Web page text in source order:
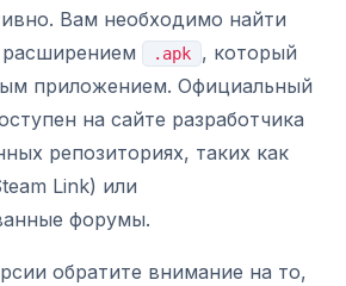
Вам необходимо найти
.apk
, который
приложением. Официальный
на сайте разработчика
репозиториях, таких как
Link) или
форумы.
обратите внимание на то,